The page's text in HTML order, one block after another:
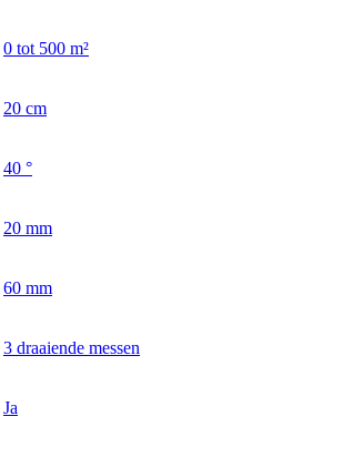
0 tot 500 m²
20 cm
40 °
20 mm
60 mm
3 draaiende messen
Ja